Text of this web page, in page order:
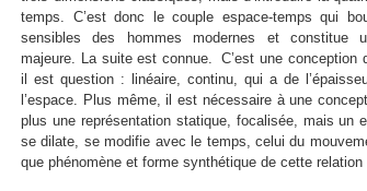
temps. C’est donc le couple espace-temps qui
sensibles des hommes modernes et constitue
majeure. La suite est connue. C’est une conception
il est question : linéaire, continu, qui a de
l’espace. Plus même, il est nécessaire à une
plus une représentation statique, focalisée, mais un
se dilate, se modifie avec le temps, celui du
que phénomène et forme synthétique de cette